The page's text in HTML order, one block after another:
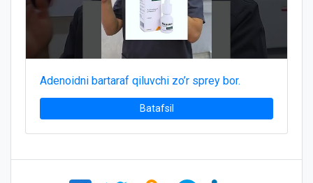
Adenoidni bartaraf qiluvchi zo’r sprey bor.
Batafsil